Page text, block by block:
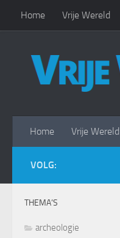
Doorgaan naar inhoud
Home Vrije Wereld
Home Vrije Wereld
VOLG:
THEMA’S
archeologie